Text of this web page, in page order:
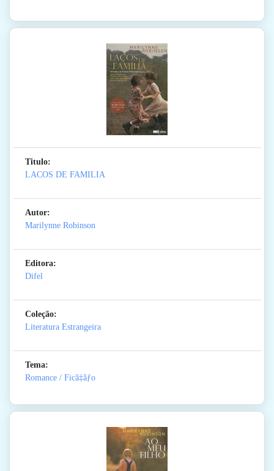
Titulo:
LACOS DE FAMILIA
Autor:
Marilynne Robinson
Editora:
Difel
Coleção:
Literatura Estrangeira
Tema:
Romance / Ficã‡ãƒo